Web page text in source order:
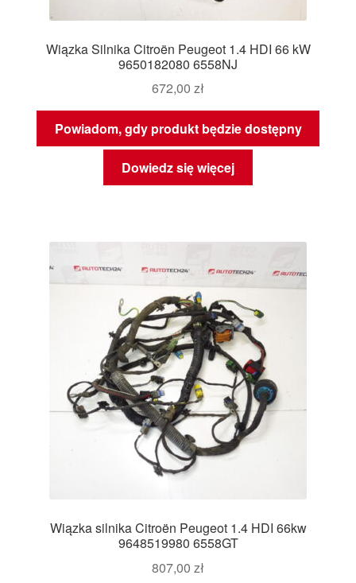
Wiązka Silnika Citroën Peugeot 1.4 HDI 66 kW
9650182080 6558NJ
672,00 zł
Powiadom, gdy produkt będzie dostępny
Dowiedz się więcej
Wiązka silnika Citroën Peugeot 1.4 HDI 66kw
9648519980 6558GT
807,00 zł